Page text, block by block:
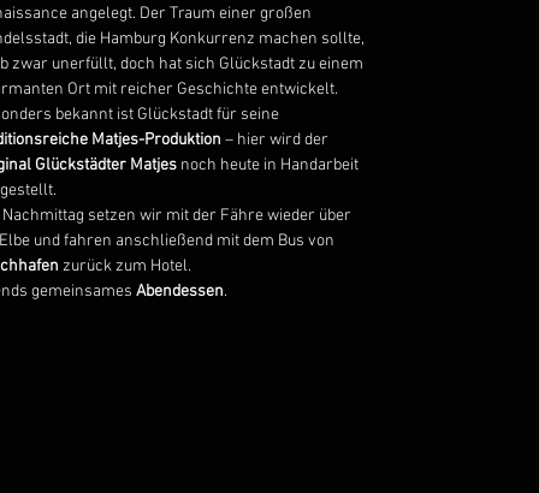
angelegt. Der Traum einer großen
die Hamburg Konkurrenz machen sollte,
zwar unerfüllt, doch hat sich Glückstadt zu einem
Ort mit reicher Geschichte entwickelt.
bekannt ist Glückstadt für seine
Matjes-Produktion – hier wird der
Glückstädter Matjesnoch heute in Handarbeit
setzen wir mit der Fähre wieder über
und fahren anschließend mit dem Bus von
zurück zum Hotel.
gemeinsames Abendessen.